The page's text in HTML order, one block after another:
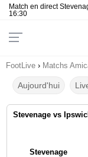
Match en direct
16:30
FootLive › Matchs
Aujourd'hui
Stevenage vs
Stevenage